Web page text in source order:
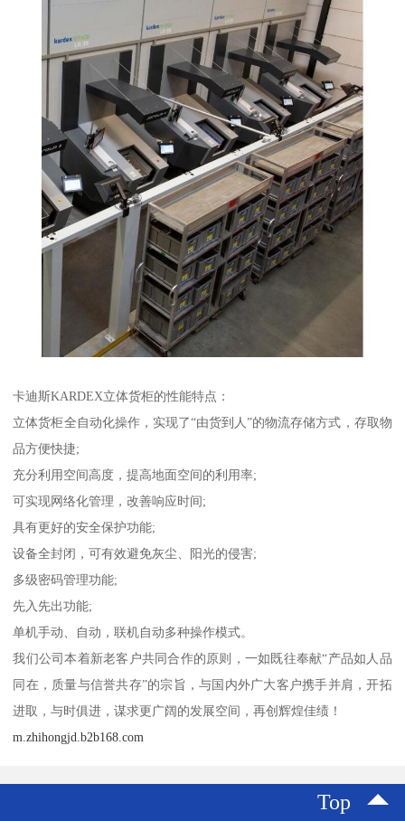
卡迪斯KARDEX立体货柜的性能特点：
立体货柜全自动化操作，实现了“由货到人”的物流存储方式，存取物
品方便快捷;
充分利用空间高度，提高地面空间的利用率;
可实现网络化管理，改善响应时间;
具有更好的安全保护功能;
设备全封闭，可有效避免灰尘、阳光的侵害;
多级密码管理功能;
先入先出功能;
单机手动、自动，联机自动多种操作模式。
我们公司本着新老客户共同合作的原则，一如既往奉献“产品如人品
同在，质量与信誉共存”的宗旨，与国内外广大客户携手并肩，开拓
进取，与时俱进，谋求更广阔的发展空间，再创辉煌佳绩！
m.zhihongjd.b2b168.com
Top